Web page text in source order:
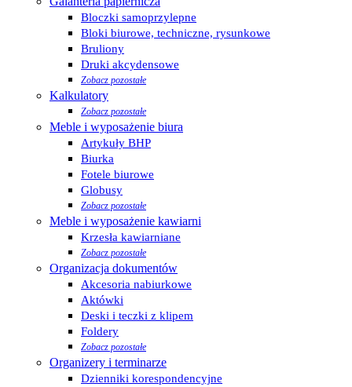
Bloczki samoprzylepne
Bloki biurowe, techniczne, rysunkowe
Bruliony
Druki akcydensowe
Zobacz pozostałe
Kalkulatory
Zobacz pozostałe
Meble i wyposażenie biura
Artykuły BHP
Biurka
Fotele biurowe
Globusy
Zobacz pozostałe
Meble i wyposażenie kawiarni
Krzesła kawiarniane
Zobacz pozostałe
Organizacja dokumentów
Akcesoria nabiurkowe
Aktówki
Deski i teczki z klipem
Foldery
Zobacz pozostałe
Organizery i terminarze
Dzienniki korespondencyjne